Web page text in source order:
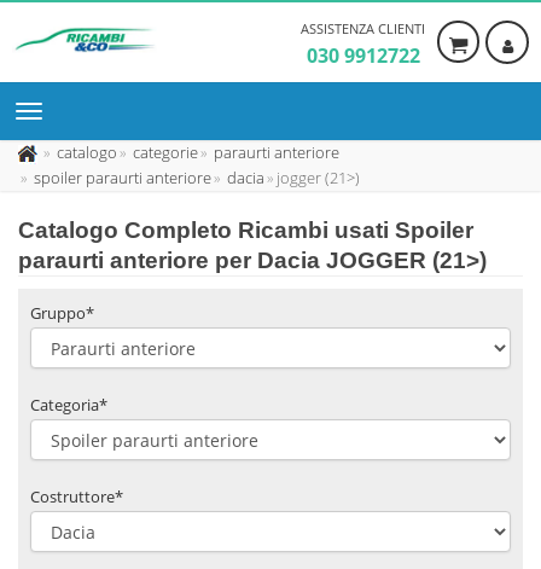
ASSISTENZA CLIENTI
030 9912722
catalogo categorie
paraurti anteriore
spoiler paraurti anteriore
dacia jogger (21>)
Catalogo Completo Ricambi usati Spoiler
paraurti anteriore per Dacia JOGGER (21>)
Gruppo*
Categoria*
Costruttore*